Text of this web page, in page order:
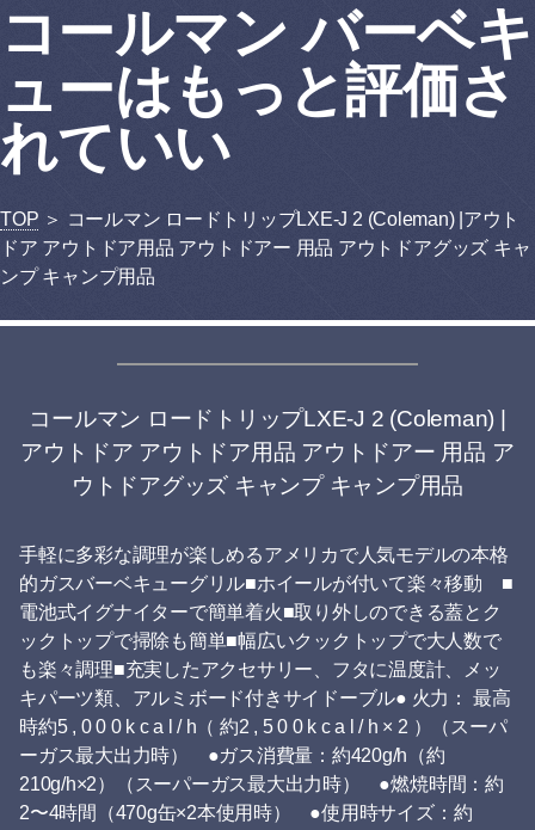
コールマン バーベキ
ューはもっと評価さ
れていい
TOP ＞ コールマン ロードトリップLXE-J 2 (Coleman) |アウト
ドア アウトドア用品 アウトドアー 用品 アウトドアグッズ キャ
ンプ キャンプ用品
コールマン ロードトリップLXE-J 2 (Coleman) |
アウトドア アウトドア用品 アウトドアー 用品 ア
ウトドアグッズ キャンプ キャンプ用品
手軽に多彩な調理が楽しめるアメリカで人気モデルの本格
的ガスバーベキューグリル■ホイールが付いて楽々移動 ■
電池式イグナイターで簡単着火■取り外しのできる蓋とク
ックトップで掃除も簡単■幅広いクックトップで大人数で
も楽々調理■充実したアクセサリー、フタに温度計、メッ
キパーツ類、アルミボード付きサイドーブル● 火力： 最高
時約5 , 0 0 0 k c a l / h（ 約2 , 5 0 0 k c a l / h × 2 ）（スーパ
ーガス最大出力時） ●ガス消費量：約420g/h（約
210g/h×2）（スーパーガス最大出力時） ●燃焼時間：約
2〜4時間（470g缶×2本使用時） ●使用時サイズ：約